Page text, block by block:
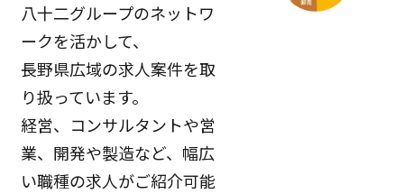
八十二グループのネットワ
ークを活かして、
長野県広域の求人案件を取
り扱っています。
経営、コンサルタントや営
業、開発や製造など、幅広
い職種の求人がご紹介可能